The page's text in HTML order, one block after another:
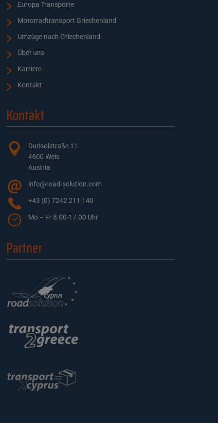
Europa Transporte
Motorradtransport Griechenland
Umzüge nach Griechenland
Über uns
Karriere
Kontakt
Kontakt
Durisolstraße 11
4600 Wels
Austria
info@road-solution.com
+43 (0) 7242 211 140
Mo – Fr 8.00-17.00 Uhr
Partner